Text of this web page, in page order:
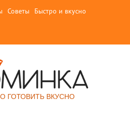
Советы Быстро и вкусно
ГОТОВИТЬ ВКУСНО